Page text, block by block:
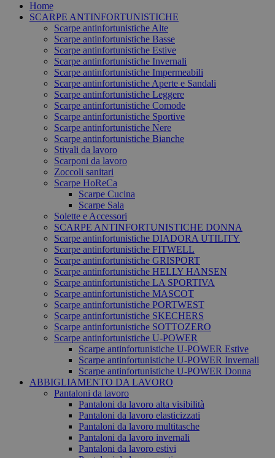
Home
SCARPE ANTINFORTUNISTICHE
Scarpe antinfortunistiche Alte
Scarpe antinfortunistiche Basse
Scarpe antinfortunistiche Estive
Scarpe antinfortunistiche Invernali
Scarpe antinfortunistiche Impermeabili
Scarpe antinfortunistiche Aperte e Sandali
Scarpe antinfortunistiche Leggere
Scarpe antinfortunistiche Comode
Scarpe antinfortunistiche Sportive
Scarpe antinfortunistiche Nere
Scarpe antinfortunistiche Bianche
Stivali da lavoro
Scarponi da lavoro
Zoccoli sanitari
Scarpe HoReCa
Scarpe Cucina
Scarpe Sala
Solette e Accessori
SCARPE ANTINFORTUNISTICHE DONNA
Scarpe antinfortunistiche DIADORA UTILITY
Scarpe antinfortunistiche FITWELL
Scarpe antinfortunistiche GRISPORT
Scarpe antinfortunistiche HELLY HANSEN
Scarpe antinfortunistiche LA SPORTIVA
Scarpe antinfortunistiche MASCOT
Scarpe antinfortunistiche PORTWEST
Scarpe antinfortunistiche SKECHERS
Scarpe antinfortunistiche SOTTOZERO
Scarpe antinfortunistiche U-POWER
Scarpe antinfortunistiche U-POWER Estive
Scarpe antinfortunistiche U-POWER Invernali
Scarpe antinfortunistiche U-POWER Donna
ABBIGLIAMENTO DA LAVORO
Pantaloni da lavoro
Pantaloni da lavoro alta visibilità
Pantaloni da lavoro elasticizzati
Pantaloni da lavoro multitasche
Pantaloni da lavoro invernali
Pantaloni da lavoro estivi